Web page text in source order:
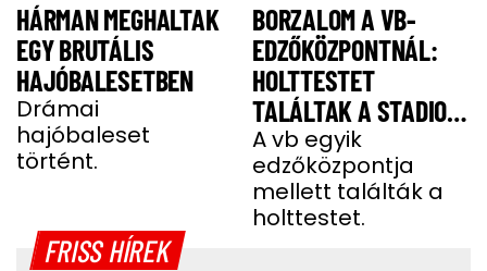
HÁRMAN MEGHALTAK
EGY BRUTÁLIS
HAJÓBALESETBEN
Drámai
hajóbaleset
történt.
BORZALOM A VB-
EDZŐKÖZPONTNÁL:
HOLTTESTET
TALÁLTAK A STADION
MELLETTI
PARKOLÓBAN
A vb egyik
edzőközpontja
mellett találták a
holttestet.
FRISS HÍREK